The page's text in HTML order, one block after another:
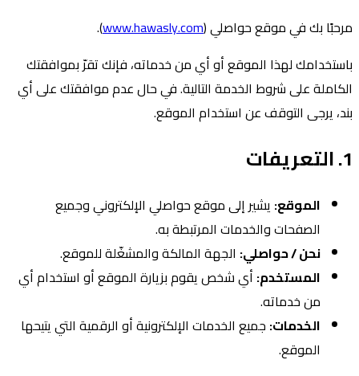
مرحبًا بك في موقع حواصلي (www.hawasly.com
).
باستخدامك لهذا الموقع أو أي من خدماته، فإنك تقرّ بموافقتك
الكاملة على شروط الخدمة التالية. في حال عدم موافقتك على أي
بند، يرجى التوقف عن استخدام الموقع.
1. التعريفات
الموقع: يشير إلى موقع حواصلي الإلكتروني وجميع
الصفحات والخدمات المرتبطة به.
نحن / حواصلي: الجهة المالكة والمشغّلة للموقع.
المستخدم: أي شخص يقوم بزيارة الموقع أو استخدام أي
من خدماته.
الخدمات: جميع الخدمات الإلكترونية أو الرقمية التي يتيحها
الموقع.